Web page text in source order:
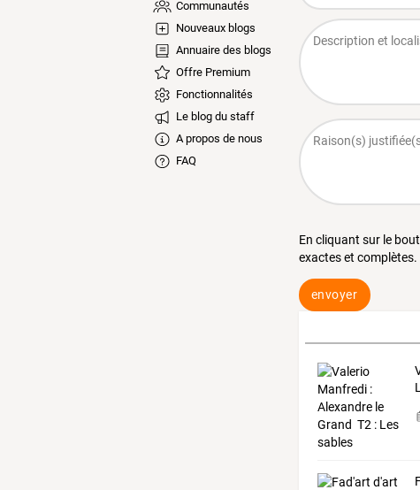
Communautés
Nouveaux blogs
Annuaire des blogs
Offre Premium
Fonctionnalités
Le blog du staff
A propos de nous
FAQ
En cliquant sur le
exactes et complètes.
envoyer